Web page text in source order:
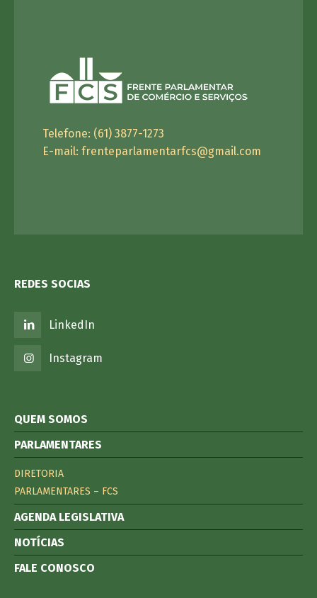
Telefone: (61) 3877-1273
E-mail: frenteparlamentarfcs@gmail.com
REDES SOCIAS
LinkedIn
Instagram
QUEM SOMOS
PARLAMENTARES
DIRETORIA
PARLAMENTARES – FCS
AGENDA LEGISLATIVA
NOTÍCIAS
FALE CONOSCO